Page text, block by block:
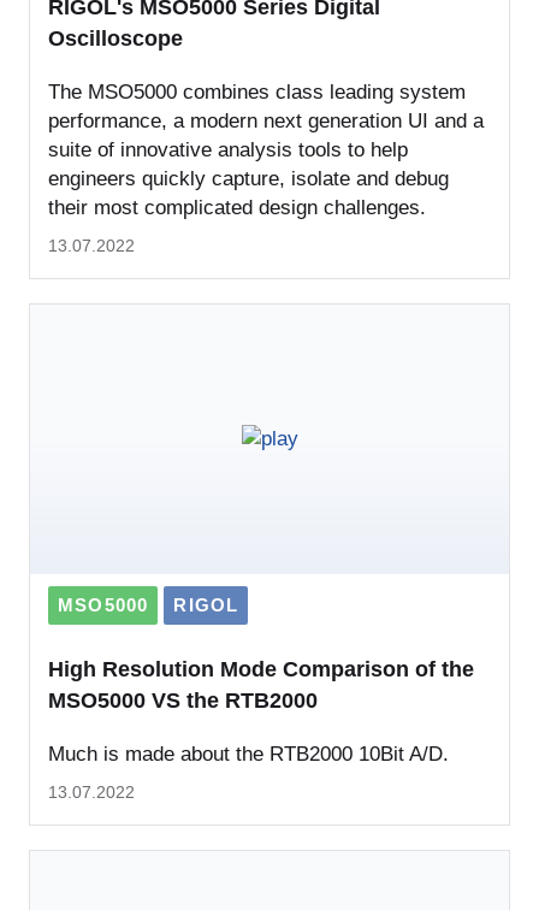
RIGOL's MSO5000 Series Digital
Oscilloscope
The MSO5000 combines class leading system
performance, a modern next generation UI and a
suite of innovative analysis tools to help
engineers quickly capture, isolate and debug
their most complicated design challenges.
13.07.2022
MSO5000 RIGOL
High Resolution Mode Comparison of the
MSO5000 VS the RTB2000
Much is made about the RTB2000 10Bit A/D.
13.07.2022